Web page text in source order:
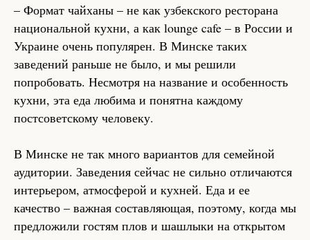
– Формат чайханы – не как узбекского ресторана
национальной кухни, а как lounge cafe – в России и
Украине очень популярен. В Минске таких
заведений раньше не было, и мы решили
попробовать. Несмотря на название и особенность
кухни, эта еда любима и понятна каждому
постсоветскому человеку.
В Минске не так много вариантов для семейной
аудитории. Заведения сейчас не сильно отличаются
интерьером, атмосферой и кухней. Еда и ее
качество – важная составляющая, поэтому, когда мы
предложили гостям плов и шашлыки на открытом